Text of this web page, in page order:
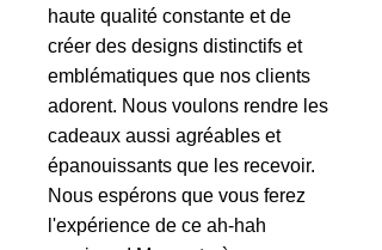
haute qualité constante et de
créer des designs distinctifs et
emblématiques que nos clients
adorent. Nous voulons rendre les
cadeaux aussi agréables et
épanouissants que les recevoir.
Nous espérons que vous ferez
l'expérience de ce ah-hah